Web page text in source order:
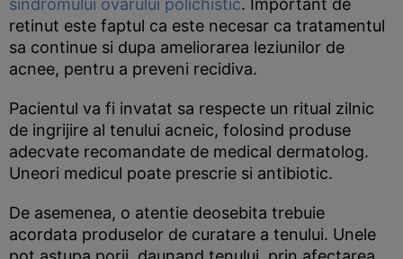
sindromului ovarului polichistic. Important de
retinut este faptul ca este necesar ca tratamentul
sa continue si dupa ameliorarea leziunilor de
acnee, pentru a preveni recidiva.
Pacientul va fi invatat sa respecte un ritual zilnic
de ingrijire al tenului acneic, folosind produse
adecvate recomandate de medical dermatolog.
Uneori medicul poate prescrie si antibiotic.
De asemenea, o atentie deosebita trebuie
acordata produselor de curatare a tenului. Unele